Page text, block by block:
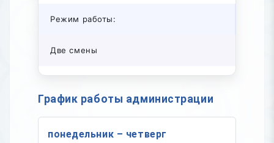
Режим работы:
Две смены
График работы администрации
понедельник – четверг